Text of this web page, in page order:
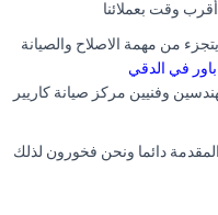
وقت بعملائنا
من مهمة الاصلاح والصيانة
في الدقي
وفنيين مركز صيانة كاريير
دائما ونحن فخورون لذلك